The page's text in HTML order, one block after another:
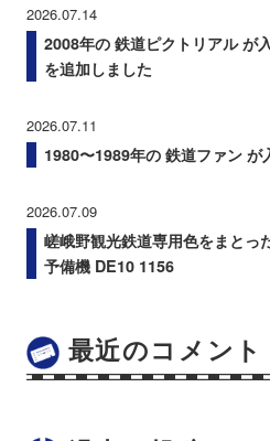
2026.07.14
2008年の 鉄道ピクトリアル が
を追加しました
2026.07.11
1980〜1989年の 鉄道ファン が
2026.07.09
嵯峨野観光鉄道専用色をまとっ
予備機 DE10 1156
最近のコメント